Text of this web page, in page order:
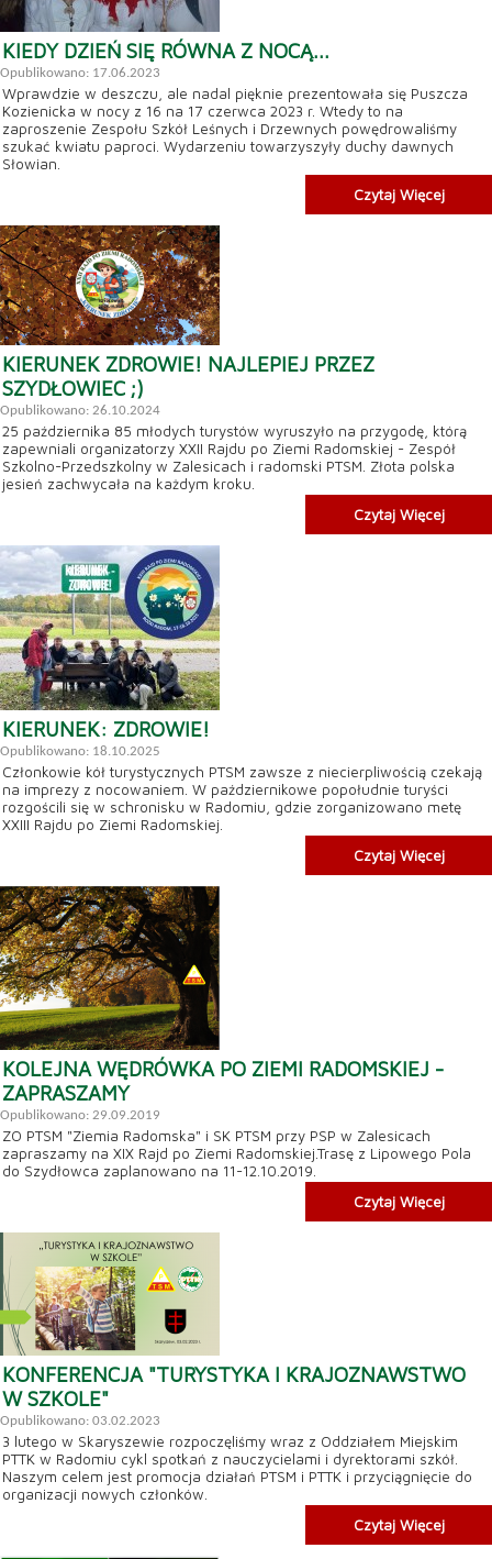
KIEDY DZIEŃ SIĘ RÓWNA Z NOCĄ...
Opublikowano: 17.06.2023
Wprawdzie w deszczu, ale nadal pięknie prezentowała się Puszcza
Kozienicka w nocy z 16 na 17 czerwca 2023 r. Wtedy to na
zaproszenie Zespołu Szkół Leśnych i Drzewnych powędrowaliśmy
szukać kwiatu paproci. Wydarzeniu towarzyszyły duchy dawnych
Słowian.
Czytaj Więcej
KIERUNEK ZDROWIE! NAJLEPIEJ PRZEZ
SZYDŁOWIEC ;)
Opublikowano: 26.10.2024
25 października 85 młodych turystów wyruszyło na przygodę, którą
zapewniali organizatorzy XXII Rajdu po Ziemi Radomskiej - Zespół
Szkolno-Przedszkolny w Zalesicach i radomski PTSM. Złota polska
jesień zachwycała na każdym kroku.
Czytaj Więcej
KIERUNEK: ZDROWIE!
Opublikowano: 18.10.2025
Członkowie kół turystycznych PTSM zawsze z niecierpliwością czekają
na imprezy z nocowaniem. W październikowe popołudnie turyści
rozgościli się w schronisku w Radomiu, gdzie zorganizowano metę
XXIII Rajdu po Ziemi Radomskiej.
Czytaj Więcej
KOLEJNA WĘDRÓWKA PO ZIEMI RADOMSKIEJ -
ZAPRASZAMY
Opublikowano: 29.09.2019
ZO PTSM "Ziemia Radomska" i SK PTSM przy PSP w Zalesicach
zapraszamy na XIX Rajd po Ziemi Radomskiej.Trasę z Lipowego Pola
do Szydłowca zaplanowano na 11-12.10.2019.
Czytaj Więcej
KONFERENCJA "TURYSTYKA I KRAJOZNAWSTWO
W SZKOLE"
Opublikowano: 03.02.2023
3 lutego w Skaryszewie rozpoczęliśmy wraz z Oddziałem Miejskim
PTTK w Radomiu cykl spotkań z nauczycielami i dyrektorami szkół.
Naszym celem jest promocja działań PTSM i PTTK i przyciągnięcie do
organizacji nowych członków.
Czytaj Więcej